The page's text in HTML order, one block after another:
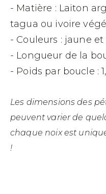
- Matière : Laiton
tagua ou ivoire
- Couleurs : jaune
- Longueur de la
- Poids par boucle :
Les dimensions des
peuvent varier de
chaque noix est
!